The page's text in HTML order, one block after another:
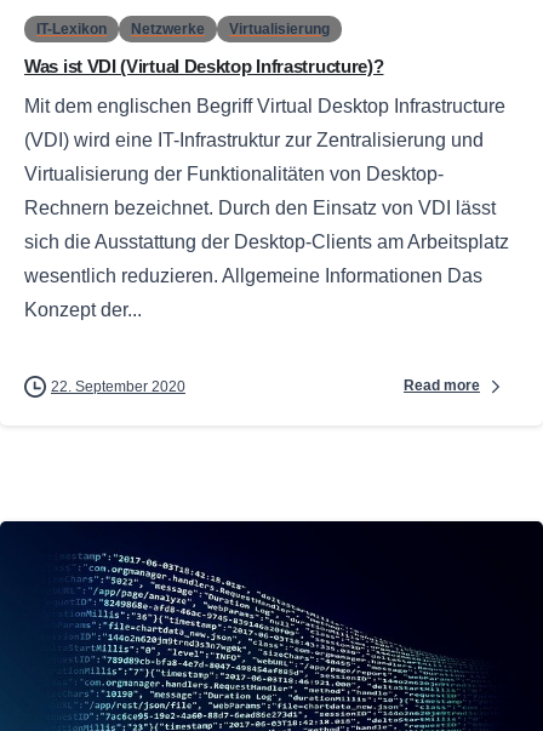
IT-Lexikon Netzwerke Virtualisierung
Was ist VDI (Virtual Desktop Infrastructure)?
Mit dem englischen Begriff Virtual Desktop Infrastructure
(VDI) wird eine IT-Infrastruktur zur Zentralisierung und
Virtualisierung der Funktionalitäten von Desktop-
Rechnern bezeichnet. Durch den Einsatz von VDI lässt
sich die Ausstattung der Desktop-Clients am Arbeitsplatz
wesentlich reduzieren. Allgemeine Informationen Das
Konzept der...
22. September 2020 Read more